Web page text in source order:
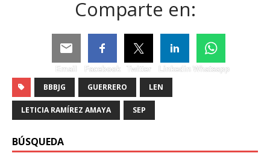
Comparte en:
Email Facebook Twitter Linkedin Whatsapp
BBBJG GUERRERO LEN
LETICIA RAMÍREZ AMAYA SEP
BÚSQUEDA